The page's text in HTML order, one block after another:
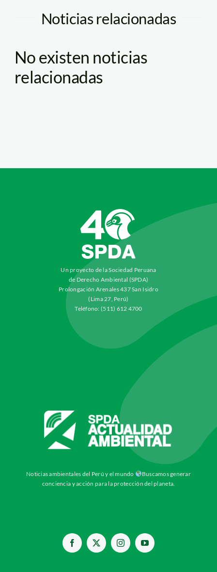
Noticias relacionadas
No existen noticias
relacionadas
Un proyecto de la Sociedad Peruana
de Derecho Ambiental (SPDA)
Prolongación Arenales 437 San Isidro
(Lima 27, Perú)
Teléfono: (511) 612 4700
Noticias ambientales del Perú y el mundo
Buscamos generar
conciencia y acción para la protección del planeta.